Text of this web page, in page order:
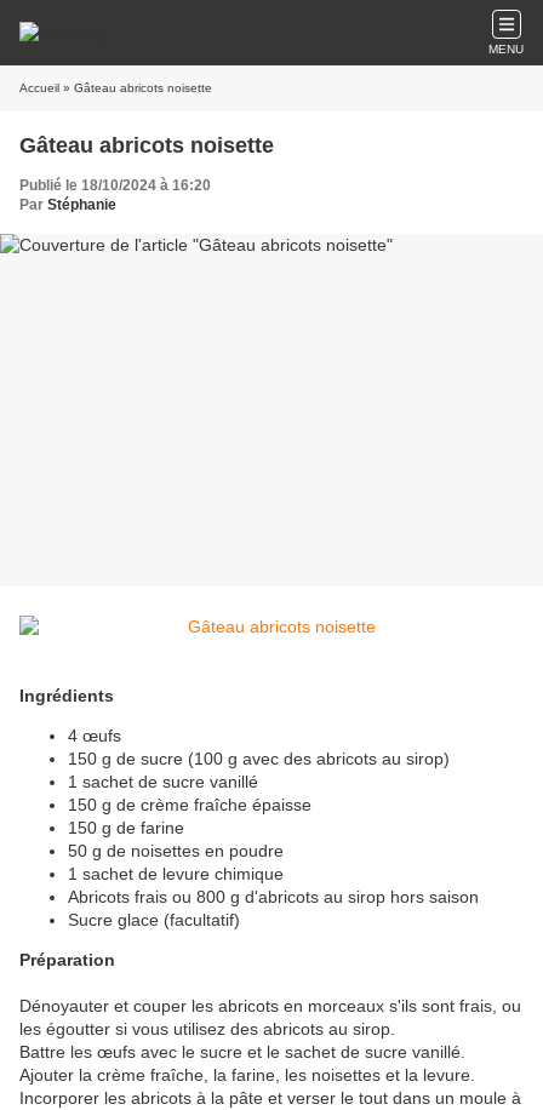
MENU
Accueil » Gâteau abricots noisette
Gâteau abricots noisette
Publié le 18/10/2024 à 16:20
Par Stéphanie
Ingrédients
4 œufs
150 g de sucre (100 g avec des abricots au sirop)
1 sachet de sucre vanillé
150 g de crème fraîche épaisse
150 g de farine
50 g de noisettes en poudre
1 sachet de levure chimique
Abricots frais ou 800 g d'abricots au sirop hors saison
Sucre glace (facultatif)
Préparation
Dénoyauter et couper les abricots en morceaux s'ils sont frais, ou
les égoutter si vous utilisez des abricots au sirop.
Battre les œufs avec le sucre et le sachet de sucre vanillé.
Ajouter la crème fraîche, la farine, les noisettes et la levure.
Incorporer les abricots à la pâte et verser le tout dans un moule à